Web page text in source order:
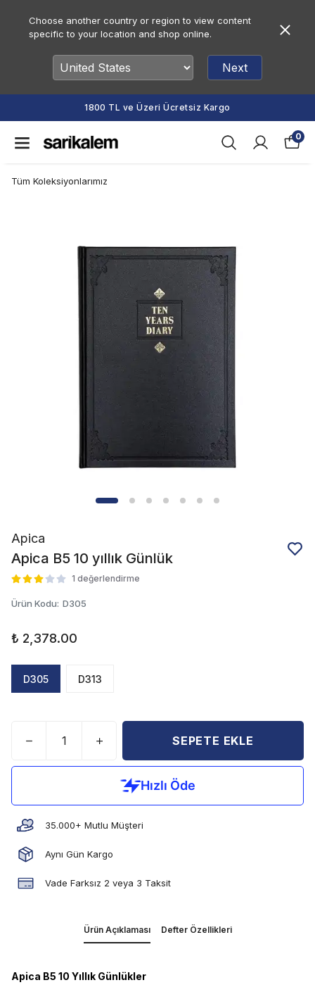
Choose another country or region to view content
specific to your location and shop online.
Next
1800 TL ve Üzeri Ücretsiz Kargo
0
Tüm Koleksiyonlarımız
Apica
Apica B5 10 yıllık Günlük
1 değerlendirme
Ürün Kodu: D305
₺ 2,378.00
D305 D313
SEPETE EKLE
35.000+ Mutlu Müşteri
Aynı Gün Kargo
Vade Farksız 2 veya 3 Taksit
Ürün Açıklaması Defter Özellikleri
Apica B5 10 Yıllık Günlükler